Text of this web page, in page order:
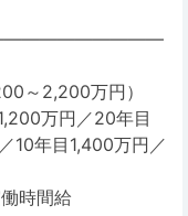
～2,200万円）
万円／20年目
10年目1,400万円／
時間給